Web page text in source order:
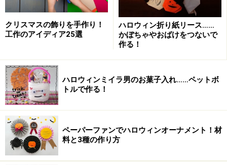
リズム感が勝負のびゅんびゅんゴマ
頭と手先を鍛えるビー玉迷路
誰もが遊んだ懐かしおもちゃ・野球盤
紙と箱でお正月工作・製作！
怪獣トントン相撲
クリスマスの飾りを手作り！
工作のアイディア25選
ハロウィン折り紙リース……
かぼちゃやおばけをつないで
作る！
ハロウィンミイラ男のお菓子入れ……ペットボ
トルで作る！
ペーパーファンでハロウィンオーナメント！材
料と3種の作り方